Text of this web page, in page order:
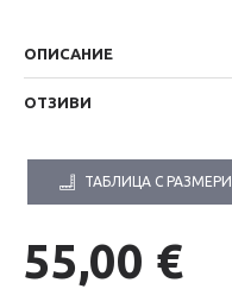
ОПИСАНИЕ
ОТЗИВИ
ТАБЛИЦА С РАЗМЕРИ
55,00 €